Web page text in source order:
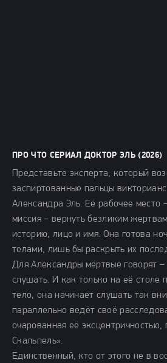
ПРО ЧТО СЕРИАЛ ДОКТОР ЭЛЬ (2026)
Представьте эксперта, который
заспиртованные пальцы
Александра Эль. Её рабочее место
миссия – вернуть безликим
историю, лицо и имя. Она готова
телами, лишь бы раскрыть их
Для Александры мёртвые говорят
слушать. И как только на её столе
тело, она начинает слушать так
параллельно ведёт своё
очарованная её
Скальпель».
Единственный, кто от этого не в